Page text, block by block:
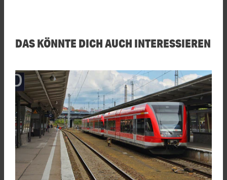
DAS KÖNNTE DICH AUCH INTERESSIEREN